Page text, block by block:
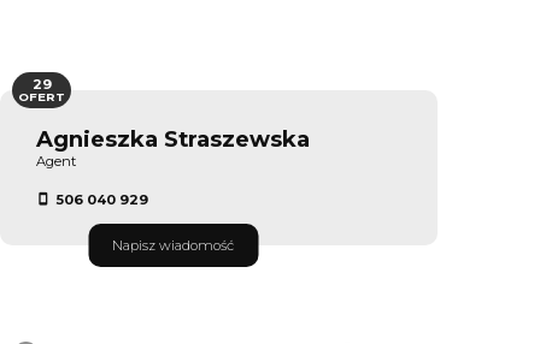
Agnieszka Straszewska
Agent
506 040 929
Napisz wiadomość
29
OFERT